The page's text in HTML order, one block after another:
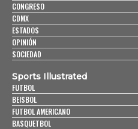
CONGRESO
CDMX
ESTADOS
OPINIÓN
SOCIEDAD
Sports Illustrated
FUTBOL
BEISBOL
FUTBOL AMERICANO
BASQUETBOL